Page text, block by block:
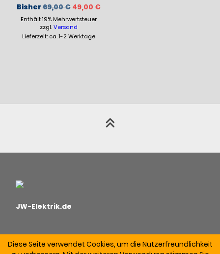
Bisher69,00€ Ursprünglicher
Preis
war:
69,00 €
49,00 €Aktueller
Enthält 19% Mehrwertsteuer
zzgl.Versand
Lieferzeit: ca. 1-2 Werktage
JW-Elektrik.de
Diese Seite verwendet Cookies, um die Nutzerfreundlichkeit